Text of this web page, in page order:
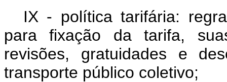
IX - política tarifária:
para fixação da tarifa,
revisões, gratuidades e
transporte público coletivo;